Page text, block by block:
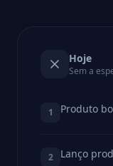
Hoje
Sem a
1 Produto
2 Lanço